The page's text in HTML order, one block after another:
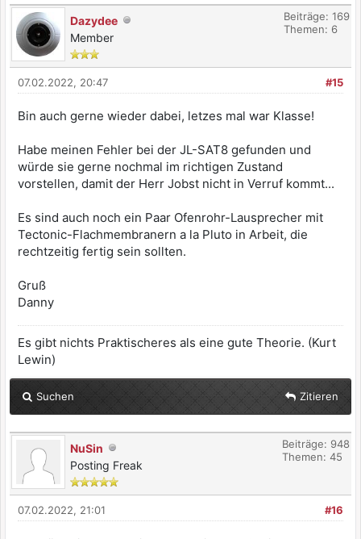
Dazydee
Member
Beiträge: 169
Themen: 6
#15
07.02.2022, 20:47
Bin auch gerne wieder dabei, letzes mal war Klasse!
Habe meinen Fehler bei der JL-SAT8 gefunden und
würde sie gerne nochmal im richtigen Zustand
vorstellen, damit der Herr Jobst nicht in Verruf kommt...
Es sind auch noch ein Paar Ofenrohr-Lausprecher mit
Tectonic-Flachmembranern a la Pluto in Arbeit, die
rechtzeitig fertig sein sollten.
Gruß
Danny
Es gibt nichts Praktischeres als eine gute Theorie. (Kurt
Lewin)
Suchen Zitieren
NuSin
Posting Freak
Beiträge: 948
Themen: 45
#16
07.02.2022, 21:01